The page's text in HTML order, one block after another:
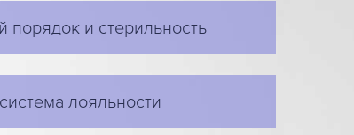
порядок и стерильность
лояльности